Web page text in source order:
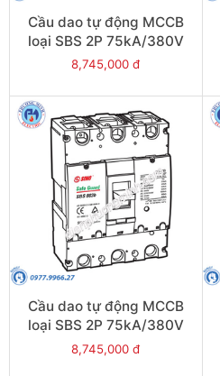
Cầu dao tự động MCCB
loại SBS 2P 75kA/380V
800A - Model
8,745,000 đ
Cầu dao tự động MCCB
loại SBS 2P 75kA/380V
630A - Model
8,745,000 đ